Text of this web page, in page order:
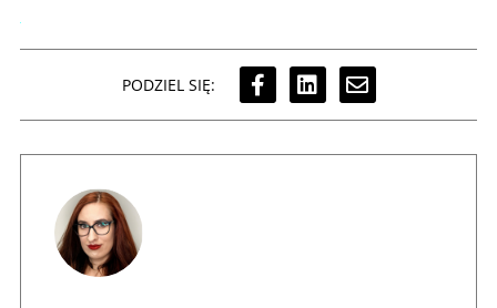
PODZIEL SIĘ: